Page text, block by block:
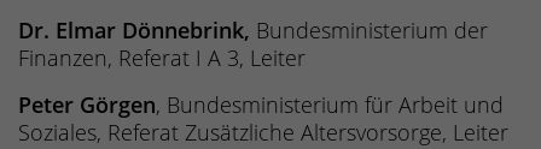
Dr. Elmar Dönnebrink, Bundesministerium der
Finanzen, Referat I A 3, Leiter
Peter Görgen, Bundesministerium für Arbeit und
Soziales, Referat Zusätzliche Altersvorsorge, Leiter